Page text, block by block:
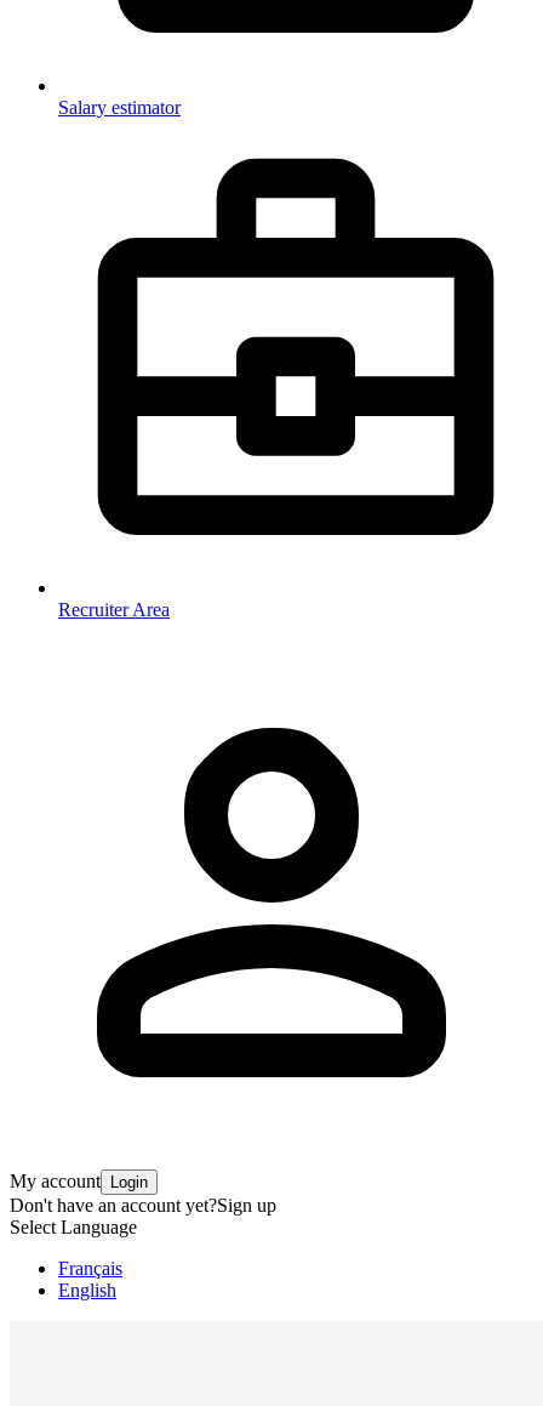
Salary estimator
Recruiter Area
My account Login
Don't have an account yet?Sign up
Select Language
Français
English